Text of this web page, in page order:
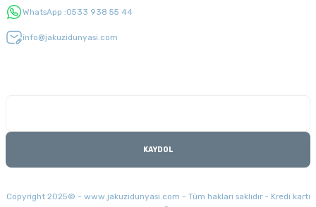
WhatsApp :0533 938 55 44
info@jakuzidunyasi.com
KAYDOL
Copyright 2025© - www.jakuzidunyasi.com - Tüm hakları saklıdır - Kredi kartı